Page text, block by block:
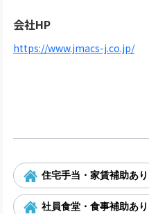
会社HP
https://www.jmacs-j.co.jp/
住宅手当・家賃補助あり
社員食堂・食事補助あり